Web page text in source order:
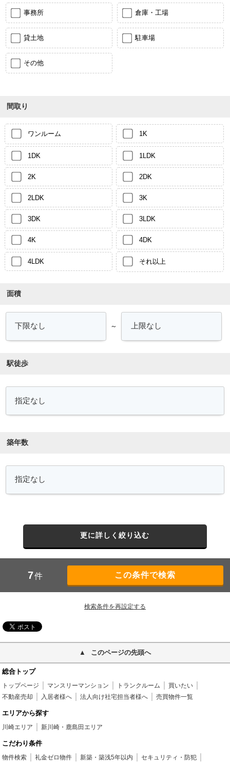
事務所 倉庫・工場
貸土地 駐車場
その他
間取り
ワンルーム 1K
1DK 1LDK
2K 2DK
2LDK 3K
3DK 3LDK
4K 4DK
4LDK それ以上
面積
～
駅徒歩
築年数
更に詳しく絞り込む
7件
検索条件を再設定する
このページの先頭へ
総合トップ
トップページ マンスリーマンション トランクルーム
買いたい
不動産売却
入居者様へ 法人向け社宅担当者様へ 売買物件一覧
エリアから探す
川崎エリア 新川崎・鹿島田エリア
こだわり条件
物件検索 礼金ゼロ物件 新築・築浅5年以内
セキュリティ・防犯